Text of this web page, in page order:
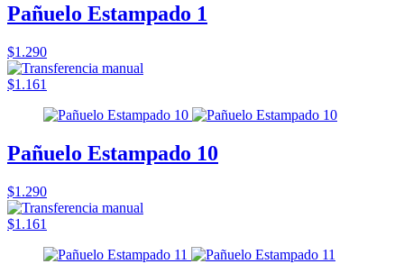
Pañuelo Estampado 1
$1.290
$1.161
Pañuelo Estampado 10
$1.290
$1.161